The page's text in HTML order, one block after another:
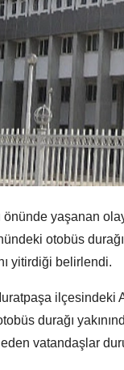
önünde yaşanan
otobüs
yitirdiği belirlendi.
ilçesindeki
durağı
vatandaşlar